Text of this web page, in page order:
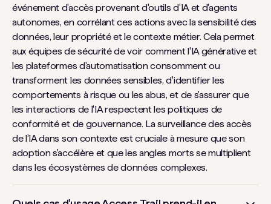
événement d'accès provenant d'outils d'IA et d'agents
autonomes, en corrélant ces actions avec la sensibilité des
données, leur propriété et le contexte métier. Cela permet
aux équipes de sécurité de voir comment l'IA générative et
les plateformes d'automatisation consomment ou
transforment les données sensibles, d'identifier les
comportements à risque ou les abus, et de s'assurer que
les interactions de l'IA respectent les politiques de
conformité et de gouvernance. La surveillance des accès
de l'IA dans son contexte est cruciale à mesure que son
adoption s'accélère et que les angles morts se multiplient
dans les écosystèmes de données complexes.